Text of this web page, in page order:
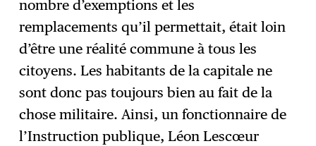
nombre d’exemptions et les
remplacements qu’il permettait, était loin
d’être une réalité commune à tous les
citoyens. Les habitants de la capitale ne
sont donc pas toujours bien au fait de la
chose militaire. Ainsi, un fonctionnaire de
l’Instruction publique, Léon Lescœur